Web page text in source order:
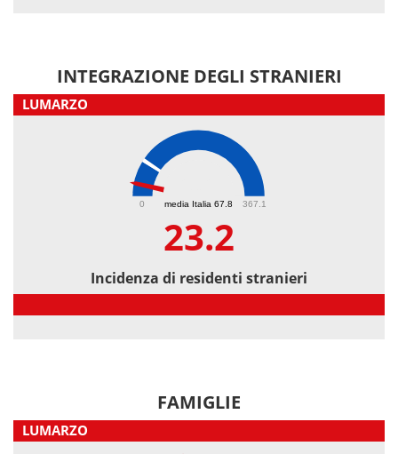
INTEGRAZIONE DEGLI STRANIERI
LUMARZO
media Italia 67.8
0 367.1
23.2
Incidenza di residenti stranieri
FAMIGLIE
LUMARZO